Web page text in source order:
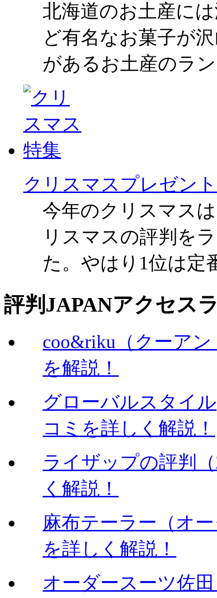
北海道のお土産に
ど有名なお菓子が
があるお土産のラ
クリスマスプレゼン
今年のクリスマス
リスマスの評判を
た。やはり1位は定
評判JAPANアクセス
coo&riku（クーア
を解説！
グローバルスタイ
コミを詳しく解説！
ライザップの評判
く解説！
麻布テーラー（オ
を詳しく解説！
オーダースーツ佐